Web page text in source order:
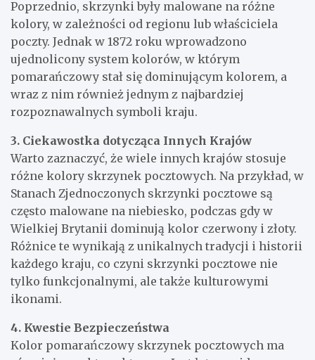
Poprzednio, skrzynki były malowane na różne
kolory, w zależności od regionu lub właściciela
poczty. Jednak w 1872 roku wprowadzono
ujednolicony system kolorów, w którym
pomarańczowy stał się dominującym kolorem, a
wraz z nim również jednym z najbardziej
rozpoznawalnych symboli kraju.
3. Ciekawostka dotycząca Innych Krajów
Warto zaznaczyć, że wiele innych krajów stosuje
różne kolory skrzynek pocztowych. Na przykład, w
Stanach Zjednoczonych skrzynki pocztowe są
często malowane na niebiesko, podczas gdy w
Wielkiej Brytanii dominują kolor czerwony i złoty.
Różnice te wynikają z unikalnych tradycji i historii
każdego kraju, co czyni skrzynki pocztowe nie
tylko funkcjonalnymi, ale także kulturowymi
ikonami.
4. Kwestie Bezpieczeństwa
Kolor pomarańczowy skrzynek pocztowych ma